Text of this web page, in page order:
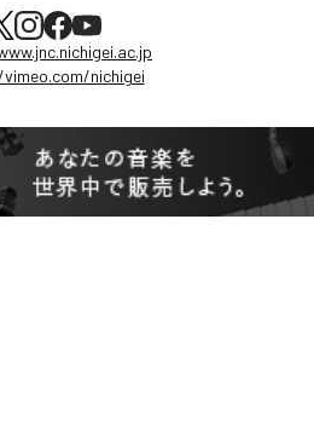
nichigei